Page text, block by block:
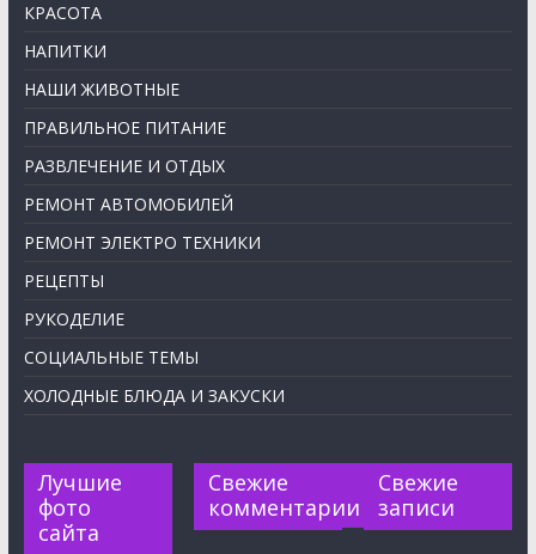
КРАСОТА
НАПИТКИ
НАШИ ЖИВОТНЫЕ
ПРАВИЛЬНОЕ ПИТАНИЕ
РАЗВЛЕЧЕНИЕ И ОТДЫХ
РЕМОНТ АВТОМОБИЛЕЙ
РЕМОНТ ЭЛЕКТРО ТЕХНИКИ
РЕЦЕПТЫ
РУКОДЕЛИЕ
СОЦИАЛЬНЫЕ ТЕМЫ
ХОЛОДНЫЕ БЛЮДА И ЗАКУСКИ
Лучшие
фото
сайта
Свежие
комментарии
Свежие
записи